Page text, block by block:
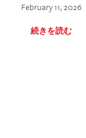
February 11, 2026
続きを読む